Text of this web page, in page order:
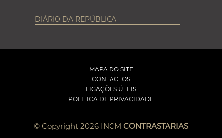
DIÁRIO DA REPÚBLICA
MAPA DO SITE
CONTACTOS
LIGAÇÕES ÚTEIS
POLITICA DE PRIVACIDADE
© Copyright 2026 INCM CONTRASTARIAS